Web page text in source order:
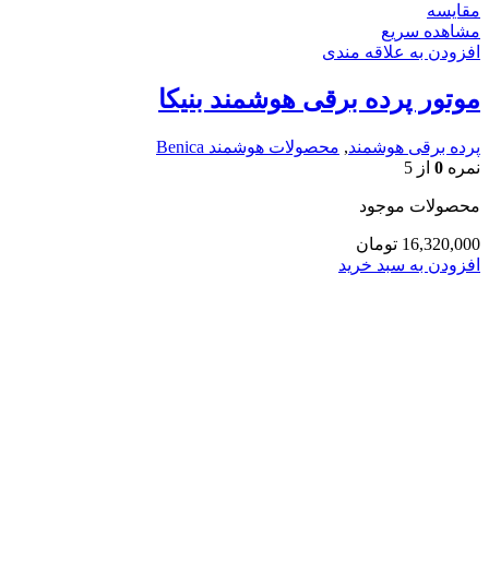
مقایسه
مشاهده سریع
افزودن به علاقه مندی
موتور پرده برقی هوشمند بنیکا
پرده برقی هوشمند, محصولات هوشمند Benica
نمره 0 از 5
محصولات موجود
16,320,000 تومان
افزودن به سبد خرید